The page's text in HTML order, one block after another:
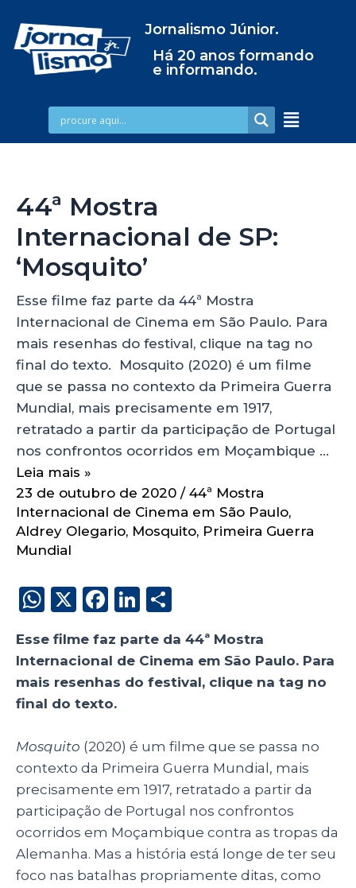
Jornalismo Júnior.
Há 20 anos formando
e informando.
44ª Mostra
Internacional de SP:
‘Mosquito’
Esse filme faz parte da 44ª Mostra
Internacional de Cinema em São Paulo. Para
mais resenhas do festival, clique na tag no
final do texto. Mosquito (2020) é um filme
que se passa no contexto da Primeira Guerra
Mundial, mais precisamente em 1917,
retratado a partir da participação de Portugal
nos confrontos ocorridos em Moçambique …
Leia mais »
23 de outubro de 2020 / 44ª Mostra
Internacional de Cinema em São Paulo,
Aldrey Olegario, Mosquito, Primeira Guerra
Mundial
W
h
a
ts
A
p
X
F
c
e
b
o
k
Li
k
e
a
re
Esse filme faz parte da 44ª Mostra
Internacional de Cinema em São Paulo. Para
mais resenhas do festival, clique na tag no
final do texto.
Mosquito (2020) é um filme que se passa no
contexto da Primeira Guerra Mundial, mais
precisamente em 1917, retratado a partir da
participação de Portugal nos confrontos
ocorridos em Moçambique contra as tropas da
Alemanha. Mas a história está longe de ter seu
foco nas batalhas propriamente ditas, como